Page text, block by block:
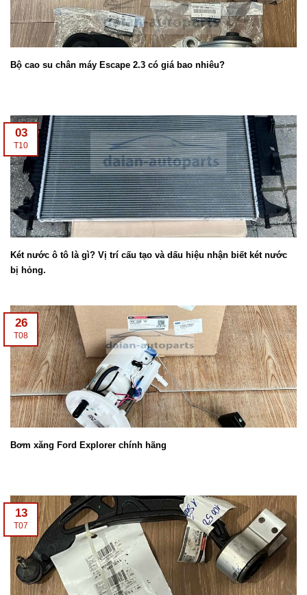
Bộ cao su chân máy Escape 2.3 có giá bao nhiêu?
03
T10
Két nước ô tô là gì? Vị trí cấu tạo và dấu hiệu nhận biết két nước
bị hỏng.
26
T08
Bơm xăng Ford Explorer chính hãng
13
T07